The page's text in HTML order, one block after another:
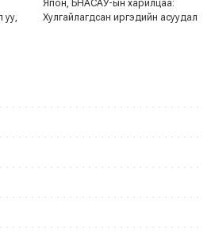
Япон, БНАСАУ-ын харилцаа:
Хулгайлагдсан иргэдийн асуудал